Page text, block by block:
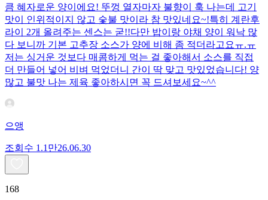
큼 혜자로운 양이에요! 뚜껑 열자마자 불향이 훅 나는데 고기
맛이 인위적이지 않고 숯불 맛이라 참 맛있네요~!특히 계란후
라이 2개 올려주는 센스는 굳!! ​다만 밥이랑 야채 양이 워낙 많
다 보니까 기본 고추장 소스가 양에 비해 좀 적더라고요ㅠ.ㅠ
저는 싱거운 것보다 매콤하게 먹는 걸 좋아해서 소스를 직접
더 만들어 넣어 비벼 먹었더니 간이 딱 맞고 맛있었습니다! 양
많고 불맛 나는 제육 좋아하시면 꼭 드셔보세요~^^
으앵
조회수 1.1만26.06.30
168